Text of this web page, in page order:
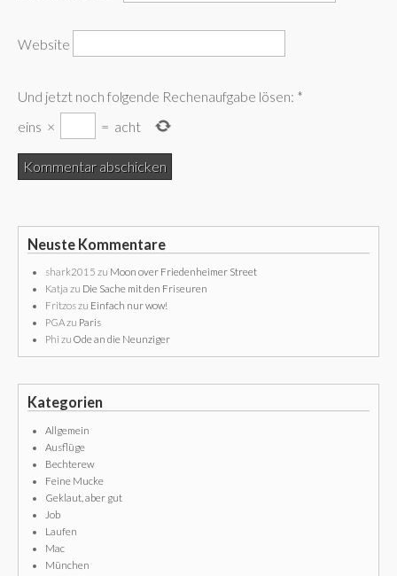
Website
Und jetzt noch folgende Rechenaufgabe lösen: *
eins × = acht
Neuste Kommentare
shark2015 zu Moon over Friedenheimer Street
Katja zu Die Sache mit den Friseuren
Fritzoszu Einfach nur wow!
PGAzu Paris
Phi zu Ode an die Neunziger
Kategorien
Allgemein
Ausflüge
Bechterew
Feine Mucke
Geklaut, aber gut
Job
Laufen
Mac
München